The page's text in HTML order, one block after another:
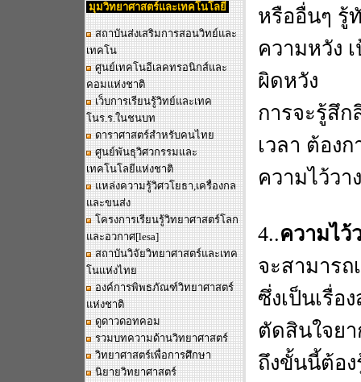
มุมวิทยาศาสตร์และเทคโนโลยี
สถาบันส่งเสริมการสอนวิทย์และ
เทคโน
ศูนย์เทคโนอีเลคทรอนิกส์และ
คอมแห่งชาติ
เว็บการเรียนรู้วิทย์และเทค
โนร.ร.ในชนบท
ดาราศาสตร์สำหรับคนไทย
ศูนย์พันธุวิศวกรรมและ
เทคโนโลยีแห่งชาติ
แหล่งความรู้วิศวโยธา,เครื่องกล
และขนส่ง
โครงการเรียนรู้วิทยาศาสตร์โลก
และอวกาศ[lesa]
สถาบันวิจัยวิทยาศาสตร์และเทค
โนแห่งไทย
องค์การพิพธภัณฑ์วิทยาศาสตร์
แห่งชาติ
ดูดาวดอทคอม
รวมบทความด้านวิทยาศาสตร์
วิทยาศาสตร์เพื่อการศึกษา
นิยายวิทยาศาสตร์
หรืออื่นๆ รู้
ความหวัง
ผิดหวัง
การจะรู้สึก
เวลา ต้อง
ความไว้วา
4..ความไว้
จะสามารถ
ซึ่งเป็นเรื่อ
ตัดสินใจยา
ถึงขั้นนี้ต้อง